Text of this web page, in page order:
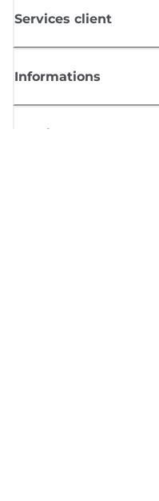
Services client
Informations
Boutique